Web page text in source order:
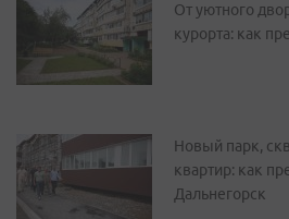
От уютного
курорта: как
Новый парк,
квартир: как
Дальнегорск